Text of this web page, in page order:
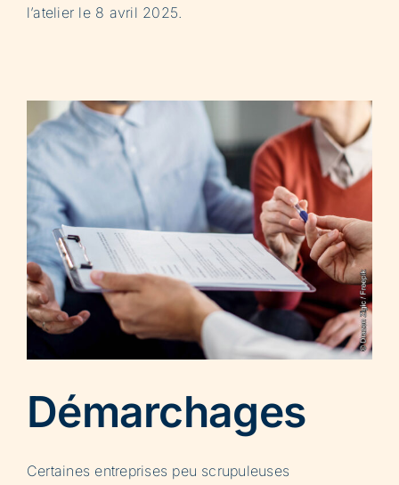
l’atelier le 8 avril 2025.
Démarchages
Certaines entreprises peu scrupuleuses